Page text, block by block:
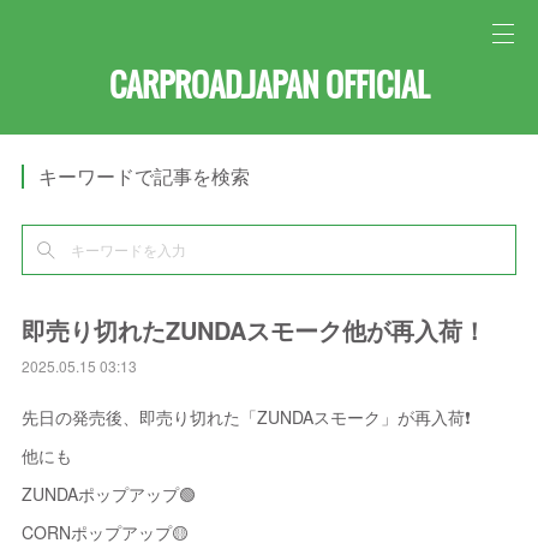
CARPROAD.JAPAN OFFICIAL
キーワードで記事を検索
即売り切れたZUNDAスモーク他が再入荷！
2025.05.15 03:13
先日の発売後、即売り切れた「ZUNDAスモーク」が再入荷❗️
他にも
ZUNDAポップアップ🟢
CORNポップアップ🟡